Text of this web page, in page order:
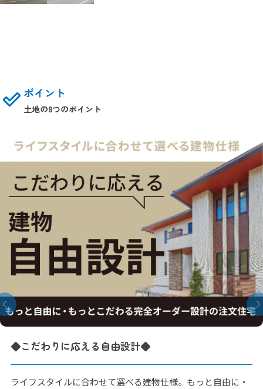
ポイント
土地の8つのポイント
様。もっと自由に・
「EternoⅡ」～総タイル貼
時を経ても変わらない美しさと